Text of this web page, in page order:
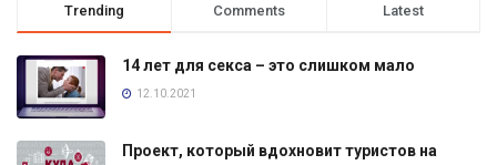
Trending Comments Latest
14 лет для секса – это слишком мало
12.10.2021
Проект, который вдохновит туристов на